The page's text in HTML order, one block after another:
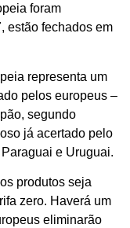
foram
estão fechados em
representa um
pelos europeus –
segundo
já acertado pelo
e Uruguai.
produtos seja
zero. Haverá um
eliminarão